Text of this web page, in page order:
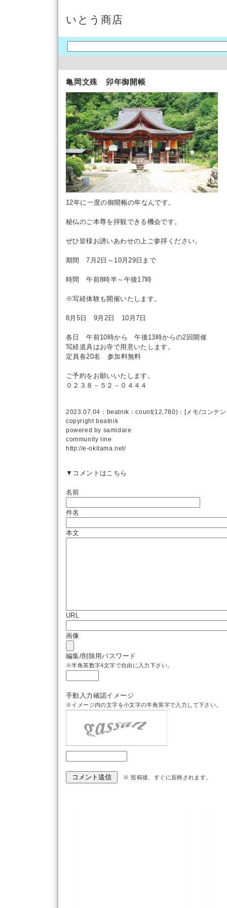
いとう商店
亀岡文殊 卯年御開帳
12年に一度の御開帳の年なんです。
秘仏のご本尊を拝観できる機会です。
ぜひ皆様お誘いあわせの上ご参拝ください。
期間 7月2日～10月29日まで
時間 午前8時半～午後17時
※写経体験も開催いたします。
8月5日 9月2日 10月7日
各日 午前10時から 午後13時からの2回開催
写経道具はお寺で用意いたします。
定員各20名 参加料無料
ご予約をお願いいたします。
０２３８－５２－０４４４
2023.07.04： beatnik ：count(12,780)：[メモ/コンテ
copyright beatnik
powered by samidare
community line
http://e-okitama.net/
▼コメントはこちら
名前
件名
本文
URL
画像
編集/削除用パスワード
※半角英数字4文字で自由に入力下さい。
手動入力確認イメージ
※イメージ内の文字を小文字の半角英字で入力して下さい。
※ 投稿後、すぐに反映されます。